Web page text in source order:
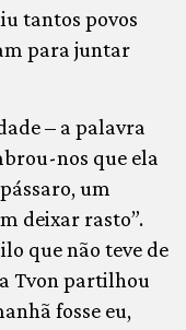
tantos povos
para juntar
– a palavra
nos que ela
um
deixar rasto”.
que não teve de
Tvon partilhou
fosse eu,